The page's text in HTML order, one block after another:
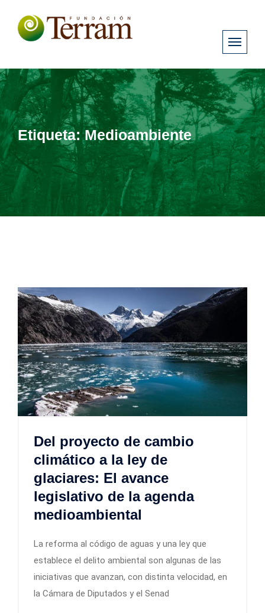
Etiqueta:Medioambiente
Del proyecto de cambio
climático a la ley de
glaciares: El avance
legislativo de la agenda
medioambiental
La reforma al código de aguas y una ley que
establece el delito ambiental son algunas de las
iniciativas que avanzan, con distinta velocidad, en
la Cámara de Diputados y el Senad